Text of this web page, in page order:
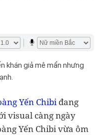
khán giả mê mẩn nhưng
Yến Chibiđang
visual càng ngày
Yến Chibi vừa ôm